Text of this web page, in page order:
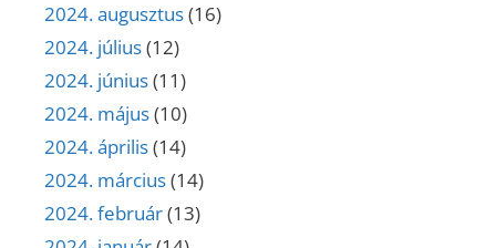
2024. augusztus(16)
2024. július(12)
2024. június(11)
2024. május(10)
2024. április(14)
2024. március(14)
2024. február(13)